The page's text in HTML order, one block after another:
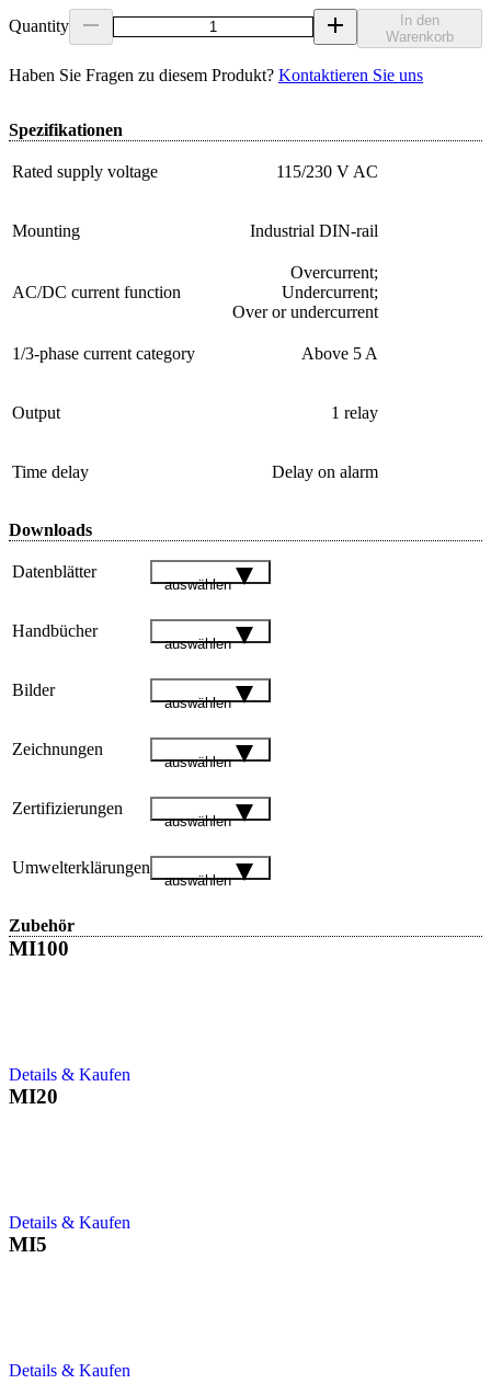
Quantity
In den
Warenkorb
Haben Sie Fragen zu diesem Produkt? Kontaktieren Sie uns
Spezifikationen
Rated supply voltage 115/230 V AC
Mounting Industrial DIN-rail
AC/DC current function
Overcurrent;
Undercurrent;
Over or undercurrent
1/3-phase current category Above 5 A
Output 1 relay
Time delay Delay on alarm
Downloads
Datenblätter
auswählen
Handbücher
auswählen
Bilder
auswählen
Zeichnungen
auswählen
Zertifizierungen
auswählen
Umwelterklärungen
auswählen
Zubehör
MI100
Details & Kaufen
MI20
Details & Kaufen
MI5
Details & Kaufen